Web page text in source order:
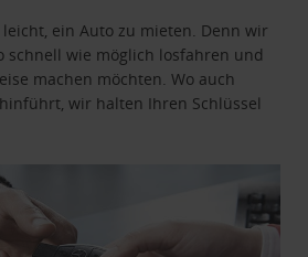
ein Auto zu mieten. Denn wir
schnell wie möglich losfahren und
machen möchten. Wo auch
wir halten Ihren Schlüssel